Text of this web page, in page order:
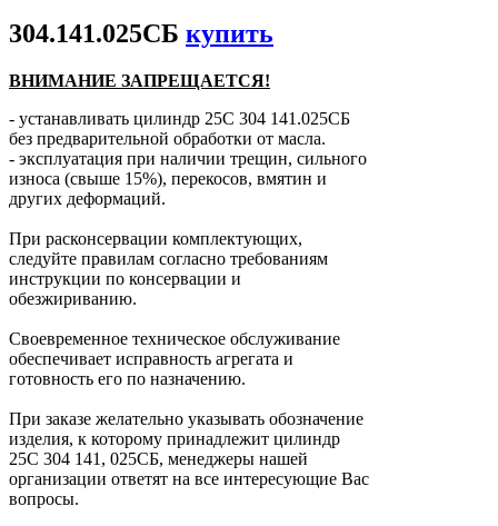
304.141.025СБ купить
ВНИМАНИЕ ЗАПРЕЩАЕТСЯ!
- устанавливать цилиндр 25С 304 141.025СБ
без предварительной обработки от масла.
- эксплуатация при наличии трещин, сильного
износа (свыше 15%), перекосов, вмятин и
других деформаций.
При расконсервации комплектующих,
следуйте правилам согласно требованиям
инструкции по консервации и
обезжириванию.
Своевременное техническое обслуживание
обеспечивает исправность агрегата и
готовность его по назначению.
При заказе желательно указывать обозначение
изделия, к которому принадлежит цилиндр
25С 304 141, 025СБ, менеджеры нашей
организации ответят на все интересующие Вас
вопросы.